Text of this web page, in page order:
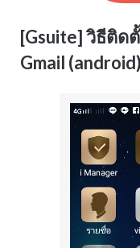
[Gsuite] วิธีติด
Gmail (android)